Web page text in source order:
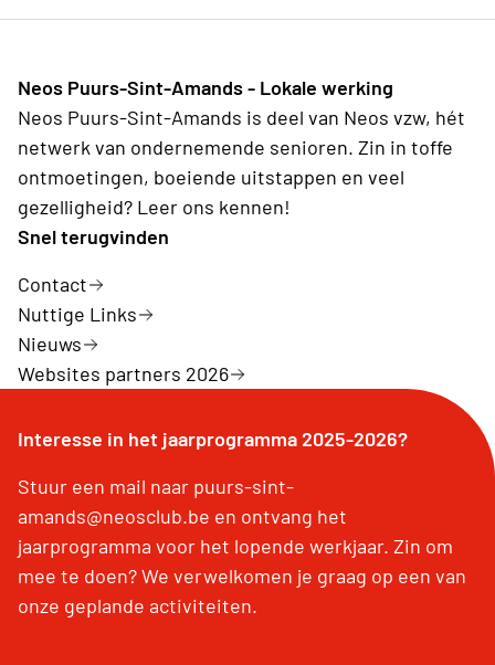
Neos Puurs-Sint-Amands - Lokale werking
Neos Puurs-Sint-Amands is deel van Neos vzw, hét
netwerk van ondernemende senioren. Zin in toffe
ontmoetingen, boeiende uitstappen en veel
gezelligheid? Leer ons kennen!
Snel terugvinden
Contact
Nuttige Links
Nieuws
Websites partners 2026
Interesse in het jaarprogramma 2025-2026?
Stuur een mail naar puurs-sint-
amands@neosclub.be en ontvang het
jaarprogramma voor het lopende werkjaar. Zin om
mee te doen? We verwelkomen je graag op een van
onze geplande activiteiten.